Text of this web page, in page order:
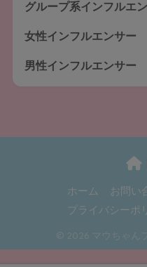
グループ系インフルエ
女性インフルエンサー
男性インフルエンサー
ホーム お問い
プライバシーポ
© 2026 マウちゃん